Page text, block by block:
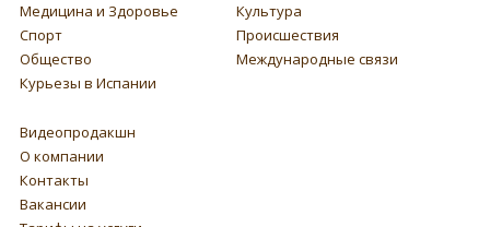
Медицина и Здоровье
Культура
Спорт
Происшествия
Общество
Международные связи
Курьезы в Испании
Видеопродакшн
О компании
Контакты
Вакансии